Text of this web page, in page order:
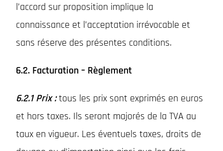
l’accord sur proposition implique la
connaissance et l’acceptation irrévocable et
sans réserve des présentes conditions.
6.2. Facturation – Règlement
6.2.1 Prix :tous les prix sont exprimés en euros
et hors taxes. Ils seront majorés de la TVA au
taux en vigueur. Les éventuels taxes, droits de